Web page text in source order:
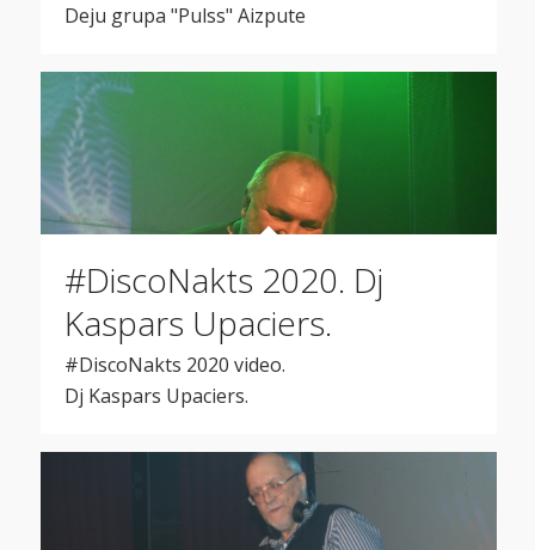
Deju grupa "Pulss" Aizpute
#DiscoNakts 2020. Dj
Kaspars Upaciers.
#DiscoNakts 2020 video.
Dj Kaspars Upaciers.